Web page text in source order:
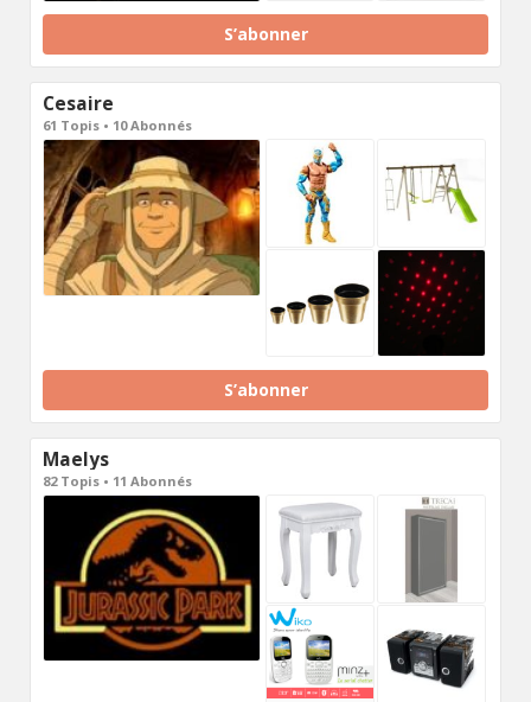
S’abonner
Cesaire
61 Topis • 10 Abonnés
S’abonner
Maelys
82 Topis • 11 Abonnés